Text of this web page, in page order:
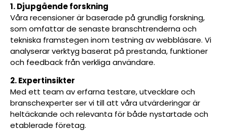
1. Djupgående forskning
Våra recensioner är baserade på grundlig forskning,
som omfattar de senaste branschtrenderna och
tekniska framstegen inom testning av webbläsare. Vi
analyserar verktyg baserat på prestanda, funktioner
och feedback från verkliga användare.
2. Expertinsikter
Med ett team av erfarna testare, utvecklare och
branschexperter ser vi till att våra utvärderingar är
heltäckande och relevanta för både nystartade och
etablerade företag.